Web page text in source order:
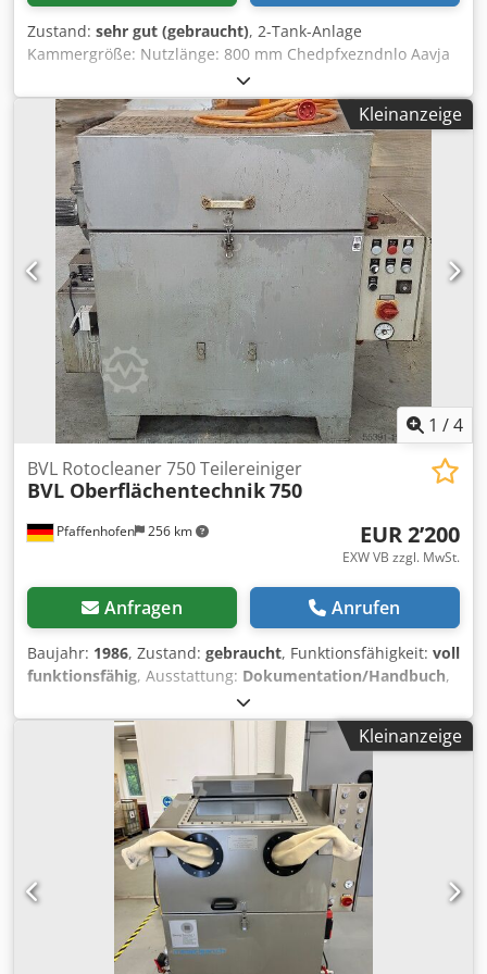
Zustand: sehr gut (gebraucht), 2-Tank-Anlage
Kammergröße: Nutzlänge: 800 mm Chedpfxezndnlo Aavja
Nutzbreite: 600 mm Nutzhöhe: 400 mm Tragkraft: 150 Kg.
Tankinhalt: a) Waschtank: 1.000 Ltr. b) Spültank: 1.100 Ltr.
Kleinanzeige
1 /4
Pfaffenhofen 256 km
BVL Rotocleaner 750 Teilereiniger
BVL Oberflächentechnik750
EUR 2’200
EXW VB zzgl. MwSt.
Anfragen Anrufen
Baujahr: 1986, Zustand: gebraucht, Funktionsfähigkeit: voll
funktionsfähig, Ausstattung: Dokumentation/Handbuch,
BVL Rotocleaner 750 Die Reinigungs- und
Entfettungsanlage mit Dampfabzugsventilator und
Ölskimmer ist in einem guten gebrauchten Zustand.
Hersteller BVL Oberflächentechnik Baujahr 1996 2011
wurde die Waschmaschine generalüberholt und der
Getriebemotor, Heizung, Gasdruckfeder sowie die Heizung
erneuert automatische Korbwaschanlage Anlage mit
herausnehmbaren Drehkorb. Korbdurchmesser 720 mm (
Innendurchmesser) Korbrandhöhe 140 mm ( Innenhöhe)
Max. Nutzhöhe (Waschgut) 450 mm Max. Chargengewicht
500 kg Außenmaße: Breite 1190 mm Tiefe 1170 mm Höhe
1170 mm. Gewicht 290 KG Betriebsanleitung, techn.
Kleinanzeige